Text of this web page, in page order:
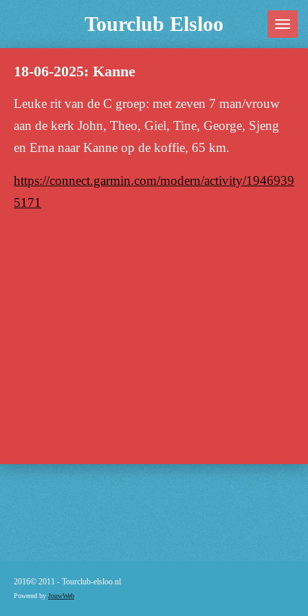
de
Tourclub Elsloo
18-06-2025: Kanne
Leuke rit van de C groep: met zeven 7 man/vrouw
aan de kerk John, Theo, Giel, Tine, George, Sjeng
en Erna naar Kanne op de koffie, 65 km.
https://connect.garmin.com/modern/activity/1946939
5171
2016© 2011 - Tourclub-elsloo.nl
Powered by JouwWeb